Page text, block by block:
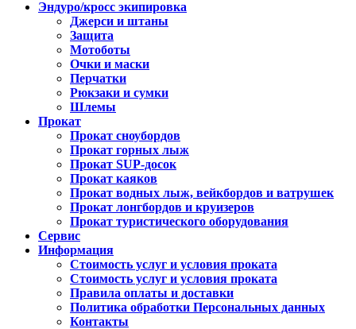
Эндуро/кросс экипировка
Джерси и штаны
Защита
Мотоботы
Очки и маски
Перчатки
Рюкзаки и сумки
Шлемы
Прокат
Прокат сноубордов
Прокат горных лыж
Прокат SUP-досок
Прокат каяков
Прокат водных лыж, вейкбордов и ватрушек
Прокат лонгбордов и круизеров
Прокат туристического оборудования
Сервис
Информация
Стоимость услуг и условия проката
Стоимость услуг и условия проката
Правила оплаты и доставки
Политика обработки Персональных данных
Контакты